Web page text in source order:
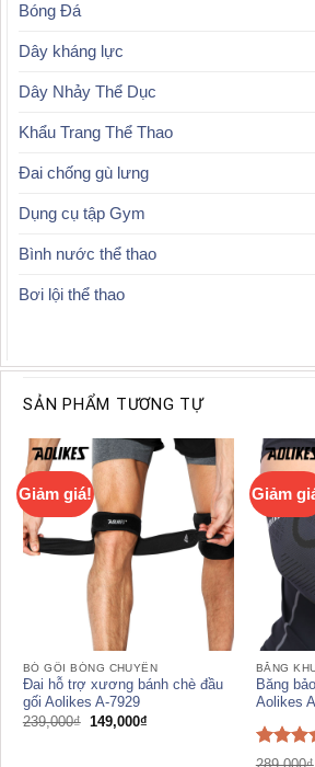
Bóng Đá
Dây kháng lực
Dây Nhảy Thể Dục
Khẩu Trang Thể Thao
Đai chống gù lưng
Dụng cụ tập Gym
Bình nước thể thao
Bơi lội thể thao
SẢN PHẨM TƯƠNG TỰ
Giảm giá!
BÓ GỐI BÓNG CHUYỀN
Đai hỗ trợ xương bánh chè đầu
gối Aolikes A-7929
239,000₫ Giá
149,000₫Giá
Giảm
BĂNG
Băng
Aolikes
Được